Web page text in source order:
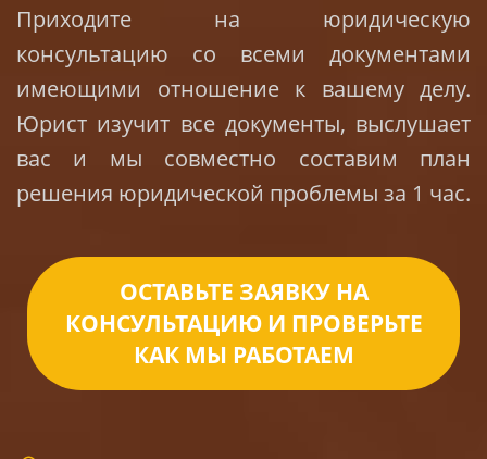
Приходите на юридическую
консультацию со всеми документами
имеющими отношение к вашему делу.
Юрист изучит все документы, выслушает
вас и мы совместно составим план
решения юридической проблемы за 1 час.
ОСТАВЬТЕ ЗАЯВКУ НА
КОНСУЛЬТАЦИЮ И ПРОВЕРЬТЕ
КАК МЫ РАБОТАЕМ